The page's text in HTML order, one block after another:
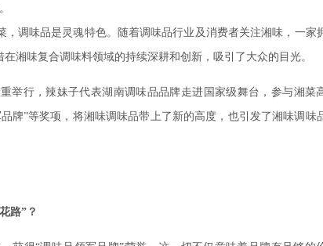
调味品是灵魂特色。随着调味品行业及消费者关注湘味，一家
味复合调味料领域的持续深耕和创新，吸引了大众的目光。
举行，辣妹子代表湖南调味品品牌走进国家级舞台，参与湘菜
牌”等奖项，将湘味调味品带上了新的高度，也引发了湘味调味
路”？